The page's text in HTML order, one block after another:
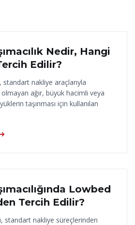
Nedir, Hangi
Edilir?
standart nakliye araçlarıyla
ağır, büyük hacimli veya
taşınması için kullanılan
Lowbed
Tercih Edilir?
standart nakliye süreçlerinden